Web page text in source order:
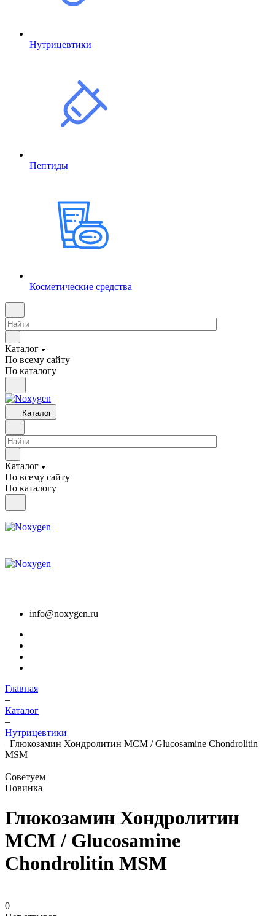
Нутрицевтики
Пептиды
Косметические средства
Каталог
По всему сайту
По каталогу
Каталог
Каталог
По всему сайту
По каталогу
info@noxygen.ru
Главная
–
Каталог
–
Нутрицевтики
–Глюкозамин Хондролитин МСМ / Glucosamine Chondrolitin
MSM
Советуем
Новинка
Глюкозамин Хондролитин
МСМ / Glucosamine
Chondrolitin MSM
0